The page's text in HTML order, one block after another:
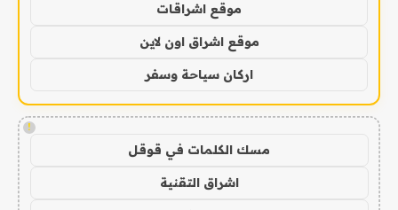
موقع اشراقات
موقع اشراق اون لاين
اركان سياحة وسفر
!
مسك الكلمات في قوقل
اشراق التقنية